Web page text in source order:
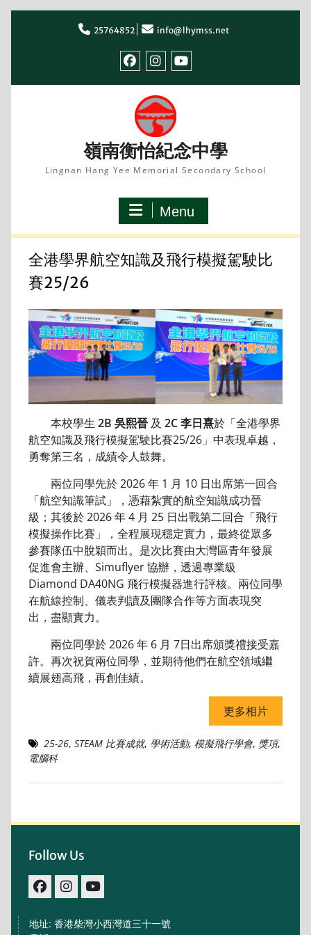
25764852 info@lhymss.net
嶺南衡怡紀念中學
Lingnan Hang Yee Memorial Secondary School
Menu
全港學界航空知識及飛行模擬駕駛比
賽25/26
本校學生2B 吳熙晉及 2C 李日熹於「全港學界
航空知識及飛行模擬駕駛比賽25/26」中表現卓越，
勇奪第三名，成績令人鼓舞。
兩位同學先於 2026 年 1 月 10 日出席第一回合
「航空知識筆試」，憑藉紮實的航空知識成功晉
級；其後於 2026 年 4 月 25 日出戰第二回合「飛行
模擬操作比賽」，全程展現穩定實力，最終從眾多
參賽隊伍中脫穎而出。是次比賽由大灣區青年發展
促進會主辦、Simuflyer 協辦，透過專業級
Diamond DA40NG 飛行模擬器進行評核。兩位同學
在航線控制、儀表判讀及團隊合作等方面表現突
出，盡顯實力。
兩位同學於 2026 年 6 月 7日出席頒獎禮接受嘉
許。再次祝賀兩位同學，並期待他們在航空領域繼
續展翅高飛，再創佳績。
更多相片
25-26, STEAM 比賽成就, 學術活動, 模擬飛行學會, 獎項,
電腦科
Follow Us
地址: 香港柴灣小西灣道三十一號